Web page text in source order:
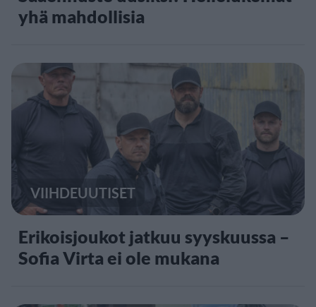
yhä mahdollisia
VIIHDEUUTISET
Erikoisjoukot jatkuu syyskuussa –
Sofia Virta ei ole mukana